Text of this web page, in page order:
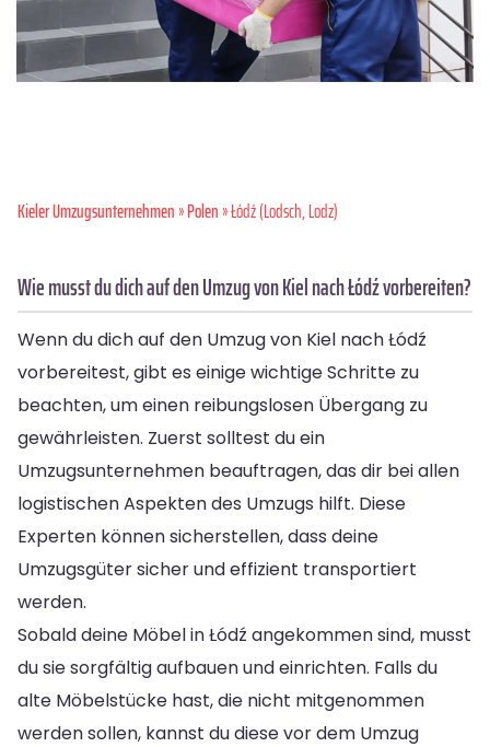
Kieler Umzugsunternehmen»Polen» Łódź (Lodsch, Lodz)
Wie musst du dich auf den Umzug von Kiel nach Łódź vorbereiten?
Wenn du dich auf den Umzug von Kiel nach Łódź
vorbereitest, gibt es einige wichtige Schritte zu
beachten, um einen reibungslosen Übergang zu
gewährleisten. Zuerst solltest du ein
Umzugsunternehmen beauftragen, das dir bei allen
logistischen Aspekten des Umzugs hilft. Diese
Experten können sicherstellen, dass deine
Umzugsgüter sicher und effizient transportiert
werden.
Sobald deine Möbel in Łódź angekommen sind, musst
du sie sorgfältig aufbauen und einrichten. Falls du
alte Möbelstücke hast, die nicht mitgenommen
werden sollen, kannst du diese vor dem Umzug